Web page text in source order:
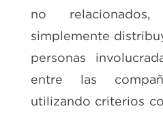
no
simplemente
personas
entre las
utilizando criterios